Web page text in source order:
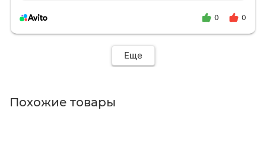
0 0
Еще
Похожие товары